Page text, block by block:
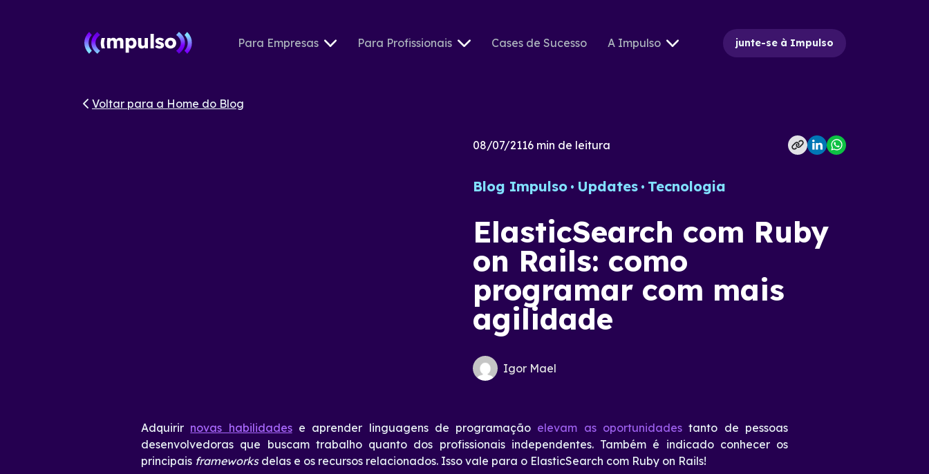
Para Empresas Para Profissionais Cases de Sucesso A Impulso junte-se à Impulso
Voltar para a Home do Blog
08/07/2116 min de leitura
Blog Impulso Updates Tecnologia
ElasticSearch com Ruby
on Rails: como
programar com mais
agilidade
Igor Mael
Adquirir novas habilidadese aprender linguagens de programação elevam as oportunidades tanto de pessoas
desenvolvedoras que buscam trabalho quanto dos profissionais independentes. Também é indicado conhecer os
principais frameworks delas e os recursos relacionados. Isso vale para o ElasticSearch com Ruby on Rails!